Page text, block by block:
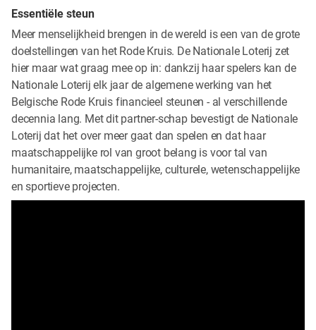
Essentiële steun
Meer menselijkheid brengen in de wereld is een van de grote
doelstellingen van het Rode Kruis. De Nationale Loterij zet
hier maar wat graag mee op in: dankzij haar spelers kan de
Nationale Loterij elk jaar de algemene werking van het
Belgische Rode Kruis financieel steunen - al verschillende
decennia lang. Met dit partner-schap bevestigt de Nationale
Loterij dat het over meer gaat dan spelen en dat haar
maatschappelijke rol van groot belang is voor tal van
humanitaire, maatschappelijke, culturele, wetenschappelijke
en sportieve projecten.